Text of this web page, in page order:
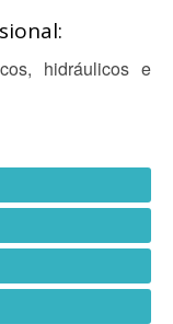
hidráulicos e